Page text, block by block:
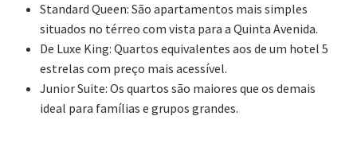
Standard Queen: São apartamentos mais simples
situados no térreo com vista para a Quinta Avenida.
De Luxe King: Quartos equivalentes aos de um hotel 5
estrelas com preço mais acessível.
Junior Suite: Os quartos são maiores que os demais
ideal para famílias e grupos grandes.